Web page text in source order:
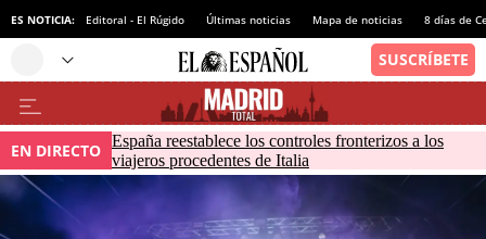
ES NOTICIA: Editoral - El Rúgido Últimas noticias Mapa de noticias 8 días de
EN DIRECTO España reestablece los controles fronterizos a los
viajeros procedentes de Italia